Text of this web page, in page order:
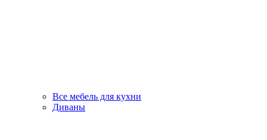
Все мебель для кухни
Диваны